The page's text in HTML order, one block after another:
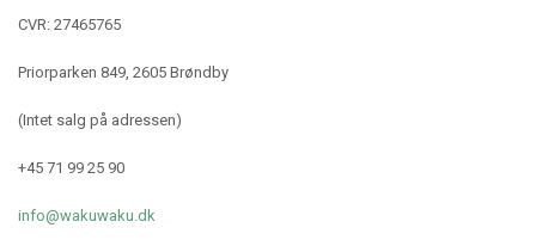
CVR: 27465765
Priorparken 849, 2605 Brøndby
(Intet salg på adressen)
+45 71 99 25 90
info@wakuwaku.dk